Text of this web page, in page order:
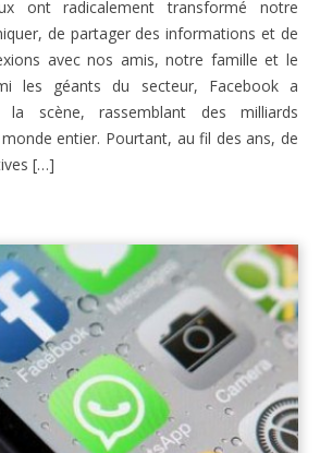
ont radicalement transformé notre
de partager des informations et de
avec nos amis, notre famille et le
les géants du secteur, Facebook a
la scène, rassemblant des milliards
monde entier. Pourtant, au fil des ans, de
[…]